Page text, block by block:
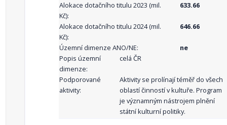
Alokace dotačního titulu 2023 (mil.
Kč):
633.66
Alokace dotačního titulu 2024 (mil.
Kč):
646.66
Územní dimenze ANO/NE:
ne
Popis územní
dimenze:
celá ČR
Podporované
aktivity:
Aktivity se prolínají téměř do všech
oblastí činností v kultuře. Program
je významným nástrojem plnění
státní kulturní politiky.